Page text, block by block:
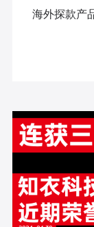
海外探款产